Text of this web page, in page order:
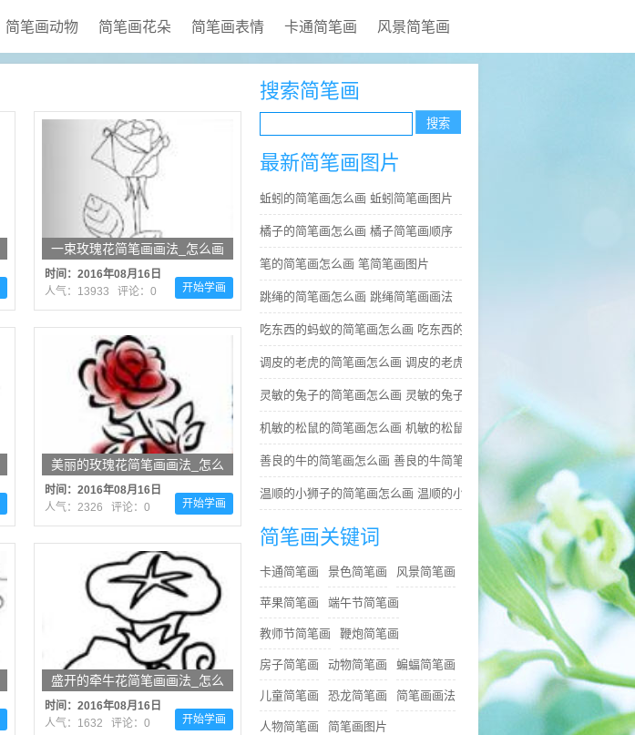
简笔画动物 简笔画花朵 简笔画表情 卡通简笔画 风景简笔画
一束玫瑰花简笔画画法_怎么画
一束玫瑰花
时间：2016年08月16日
人气：13933 评论：0
开始学画
美丽的玫瑰花简笔画画法_怎么
画美丽的玫瑰花
时间：2016年08月16日
人气：2326 评论：0
开始学画
盛开的牵牛花简笔画画法_怎么
画盛开的牵牛花
时间：2016年08月16日
人气：1632 评论：0
开始学画
搜索简笔画
最新简笔画图片
蚯蚓的简笔画怎么画 蚯蚓简笔画图片
橘子的简笔画怎么画 橘子简笔画顺序
笔的简笔画怎么画 笔简笔画图片
跳绳的简笔画怎么画 跳绳简笔画画法
吃东西的蚂蚁的简笔画怎么画 吃东西的蚂蚁简笔画好看
调皮的老虎的简笔画怎么画 调皮的老虎简笔画图片大全
灵敏的兔子的简笔画怎么画 灵敏的兔子简笔画步骤
机敏的松鼠的简笔画怎么画 机敏的松鼠简笔画简单又好看
善良的牛的简笔画怎么画 善良的牛简笔画简单
温顺的小狮子的简笔画怎么画 温顺的小狮子简笔画步骤
简笔画关键词
卡通简笔画 景色简笔画 风景简笔画
苹果简笔画 端午节简笔画
教师节简笔画 鞭炮简笔画
房子简笔画 动物简笔画 蝙蝠简笔画
儿童简笔画 恐龙简笔画 简笔画画法
人物简笔画 简笔画图片